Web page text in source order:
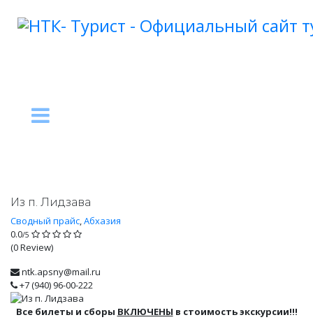
Из п. Лидзава
Сводный прайс,Абхазия
0.0/5
(0 Review)
ntk.apsny@mail.ru
+7 (940) 96-00-222
Все билеты и сборы ВКЛЮЧЕНЫ в стоимость экскурсии!!!